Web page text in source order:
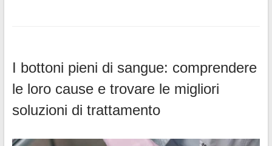
I bottoni pieni di sangue: comprendere
le loro cause e trovare le migliori
soluzioni di trattamento